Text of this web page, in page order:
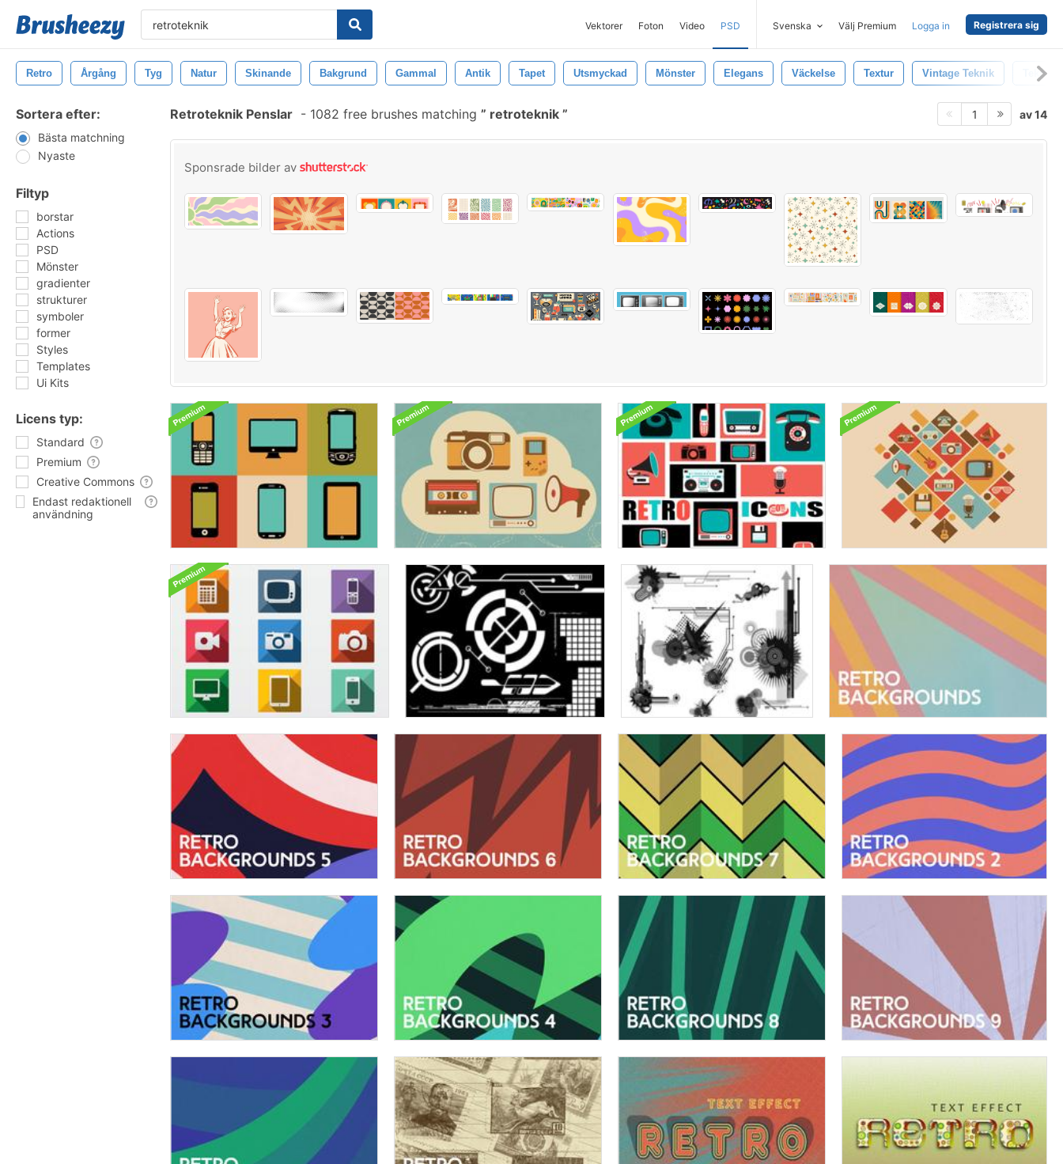
Vektorer Foton Video PSD Svenska Välj Premium Logga in Registrera sig
Retro Årgång Tyg Natur Skinande Bakgrund Gammal Antik Tapet Utsmyckad Mönster Elegans Väckelse Textur Vintage Teknik
Sortera efter:
Bästa matchning
Nyaste
Filtyp
borstar
Actions
PSD
Mönster
gradienter
strukturer
symboler
former
Styles
Templates
Ui Kits
Licens typ:
Standard
Premium
Creative Commons
Endast redaktionell
användning
Retroteknik Penslar - 1082 free brushes matching retroteknik 1 av 14
Sponsrade bilder av